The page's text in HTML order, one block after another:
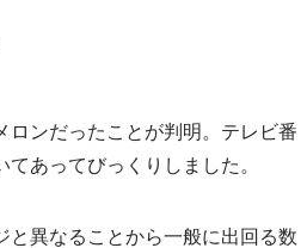
ロンだったことが判明。テレビ番
あってびっくりしました。
異なることから一般に出回る数